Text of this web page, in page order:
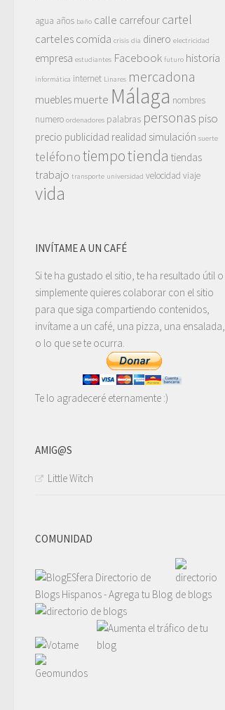
agua años baño calle carrefour cartel
cartelescomida crisis dia dinero electricidad
empresa estudiantes Facebook futuro historia
informática internet Linares mercadona
muebles muerte Málaga nombres
numero ordenadores palabras personas piso
precio publicidad realidad simulación suerte
teléfonotiempotienda tiendas
trabajo transporte universidad velocidad viaje
vida
INVÍTAME A UN CAFÉ
Si te ha gustado el sitio, te ha resultado útil o
simplemente quieres colaborar con el sitio
para que siga compartiendo contenidos,
invítame a un café, una pizza, una ensalada,
o lo que se te ocurra.
Te lo agradeceré eternamente :)
AMIG@S
Little Witch
COMUNIDAD